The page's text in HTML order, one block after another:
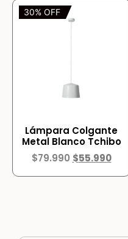
30% OFF
Lámpara Colgante
Metal Blanco Tchibo
$79.990 $55.990